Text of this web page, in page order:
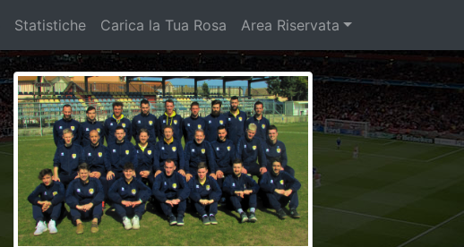
Statistiche Carica la Tua Rosa Area Riservata